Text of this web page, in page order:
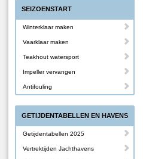
SEIZOENSTART
Winterklaar maken
Vaarklaar maken
Teakhout watersport
Impeller vervangen
Antifouling
GETIJDENTABELLEN EN HAVENS
Getijdentabellen 2025
Vertrektijden Jachthavens